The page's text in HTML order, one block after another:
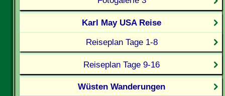
Karl May USA Reise
Reiseplan Tage 1-8
Reiseplan Tage 9-16
Wüsten Wanderungen